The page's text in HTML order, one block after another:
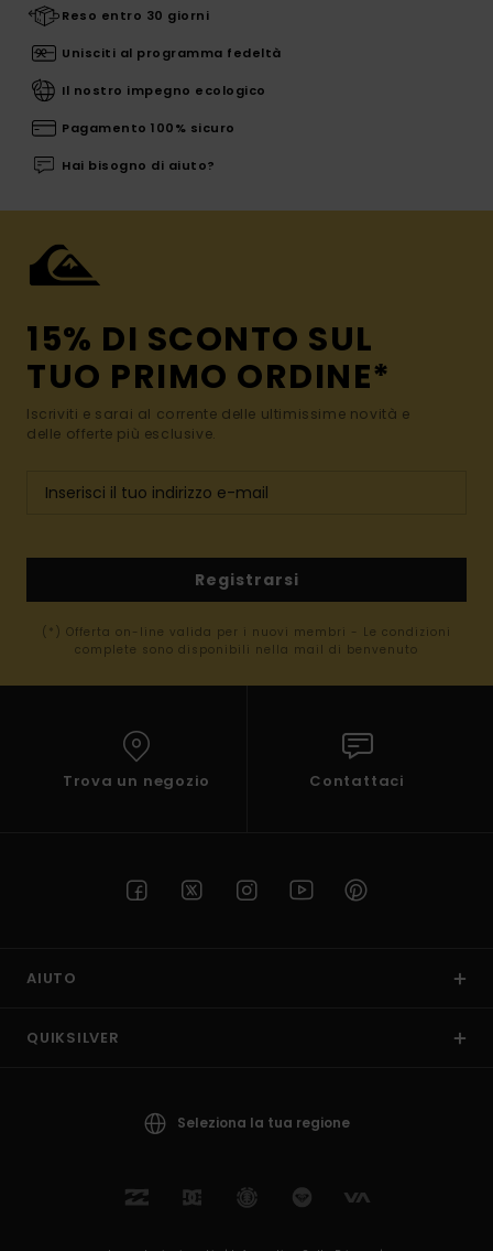
Reso entro 30 giorni
Unisciti al programma fedeltà
Il nostro impegno ecologico
Pagamento 100% sicuro
Hai bisogno di aiuto?
15% DI SCONTO SUL
TUO PRIMO ORDINE*
Iscriviti e sarai al corrente delle ultimissime novità e
delle offerte più esclusive.
Registrarsi
(*) Offerta on-line valida per i nuovi membri - Le condizioni
complete sono disponibili nella mail di benvenuto
Trova un negozio Contattaci
AIUTO
QUIKSILVER
Seleziona la tua regione